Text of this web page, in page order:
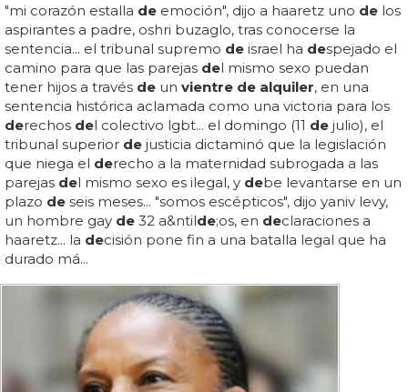
"mi corazón estalla de emoción", dijo a haaretz uno de los
aspirantes a padre, oshri buzaglo, tras conocerse la
sentencia... el tribunal supremo de israel ha despejado el
camino para que las parejas del mismo sexo puedan
tener hijos a través de un vientre de alquiler, en una
sentencia histórica aclamada como una victoria para los
derechos del colectivo lgbt... el domingo (11 de julio), el
tribunal superior de justicia dictaminó que la legislación
que niega el derecho a la maternidad subrogada a las
parejas del mismo sexo es ilegal, y debe levantarse en un
plazo de seis meses... "somos escépticos", dijo yaniv levy,
un hombre gay de 32 a&ntilde;os, en declaraciones a
haaretz... la decisión pone fin a una batalla legal que ha
durado má...